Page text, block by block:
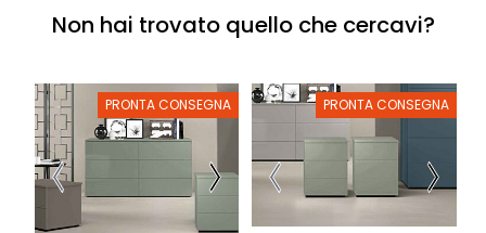
Non hai trovato quello che cercavi?
PRONTA CONSEGNA PRONTA CONSEGNA